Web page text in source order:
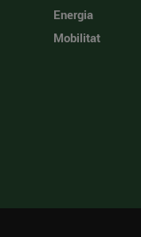
Energia
Mobilitat